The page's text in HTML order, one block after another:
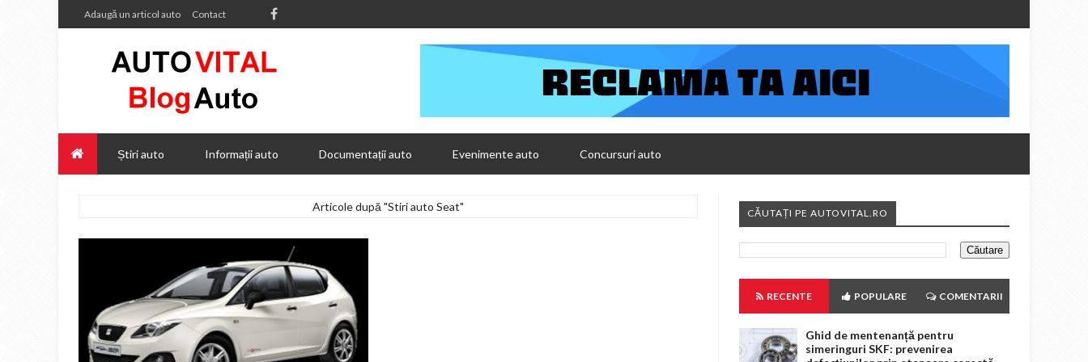
Adaugă un articol auto Contact
Știri auto Informații auto Documentații auto Evenimente auto Concursuri auto
Articole după "Stiri auto Seat" CĂUTAȚI PE AUTOVITAL.RO
RECENTE POPULARE COMENTARII
Ghid de mentenanță pentru
simeringuri SKF: prevenirea